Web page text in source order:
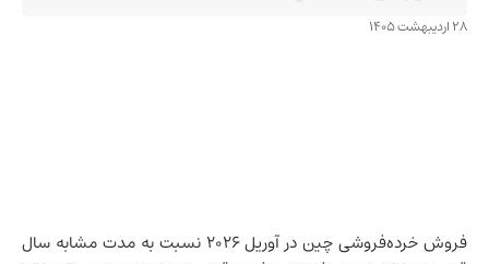
28 اردیبهشت 1405
فروشخرده‌فروشیچین
در آوریل ۲۰۲۶ نسبت به مدت مشابه سال